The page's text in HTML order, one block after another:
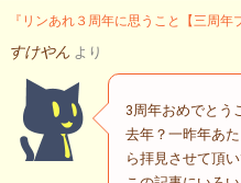
『リンあれ３周年に思うこと【三周
すけやん より
3周年おめでとう
去年？一昨年あ
ら拝見させて頂い